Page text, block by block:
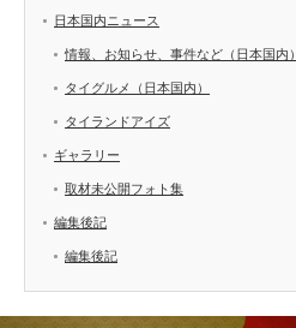
日本国内ニュース
情報、お知らせ、事件など（日本国内）
タイグルメ（日本国内）
タイランドアイズ
ギャラリー
取材未公開フォト集
編集後記
編集後記